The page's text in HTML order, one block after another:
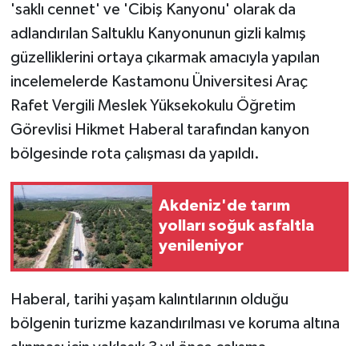
'saklı cennet' ve 'Cibiş Kanyonu' olarak da
adlandırılan Saltuklu Kanyonunun gizli kalmış
güzelliklerini ortaya çıkarmak amacıyla yapılan
incelemelerde Kastamonu Üniversitesi Araç
Rafet Vergili Meslek Yüksekokulu Öğretim
Görevlisi Hikmet Haberal tarafından kanyon
bölgesinde rota çalışması da yapıldı.
Akdeniz'de tarım
yolları soğuk asfaltla
yenileniyor
Haberal, tarihi yaşam kalıntılarının olduğu
bölgenin turizme kazandırılması ve koruma altına